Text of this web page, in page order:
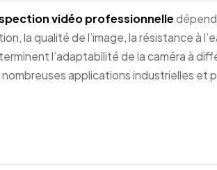
vidéo professionnelle
la qualité de l’image, la résistance à
l’adaptabilité de la caméra à
applications industrielles et